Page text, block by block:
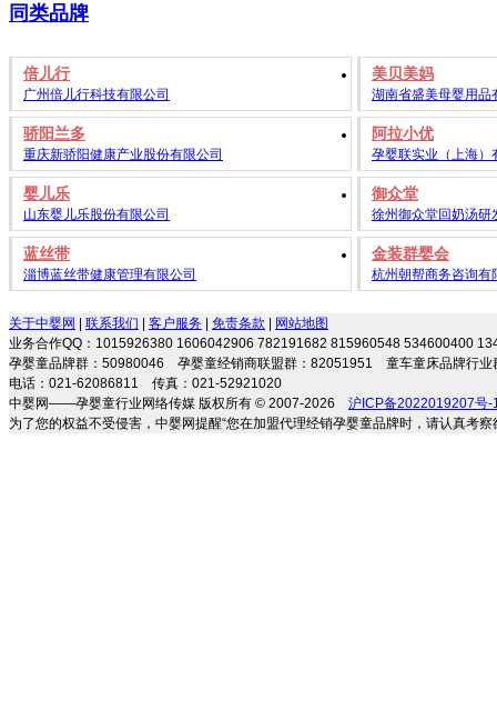
同类品牌
倍儿行
广州倍儿行科技有限公司
美贝美妈
湖南省盛美母婴用品
骄阳兰多
重庆新骄阳健康产业股份有限公司
阿拉小优
孕婴联实业（上海）
婴儿乐
山东婴儿乐股份有限公司
御众堂
徐州御众堂回奶汤研
蓝丝带
淄博蓝丝带健康管理有限公司
金装群婴会
杭州朝帮商务咨询有
关于中婴网 | 联系我们 | 客户服务 | 免责条款 | 网站地图
业务合作QQ：1015926380 1606042906 782191682 815960548 534600400
孕婴童品牌群：50980046 孕婴童经销商联盟群：82051951 童车童床品牌行
电话：021-62086811 传真：021-52921020
中婴网——孕婴童行业网络传媒 版权所有 © 2007-2026 沪ICP备2022019207号-
为了您的权益不受侵害，中婴网提醒“您在加盟代理经销孕婴童品牌时，请认真考